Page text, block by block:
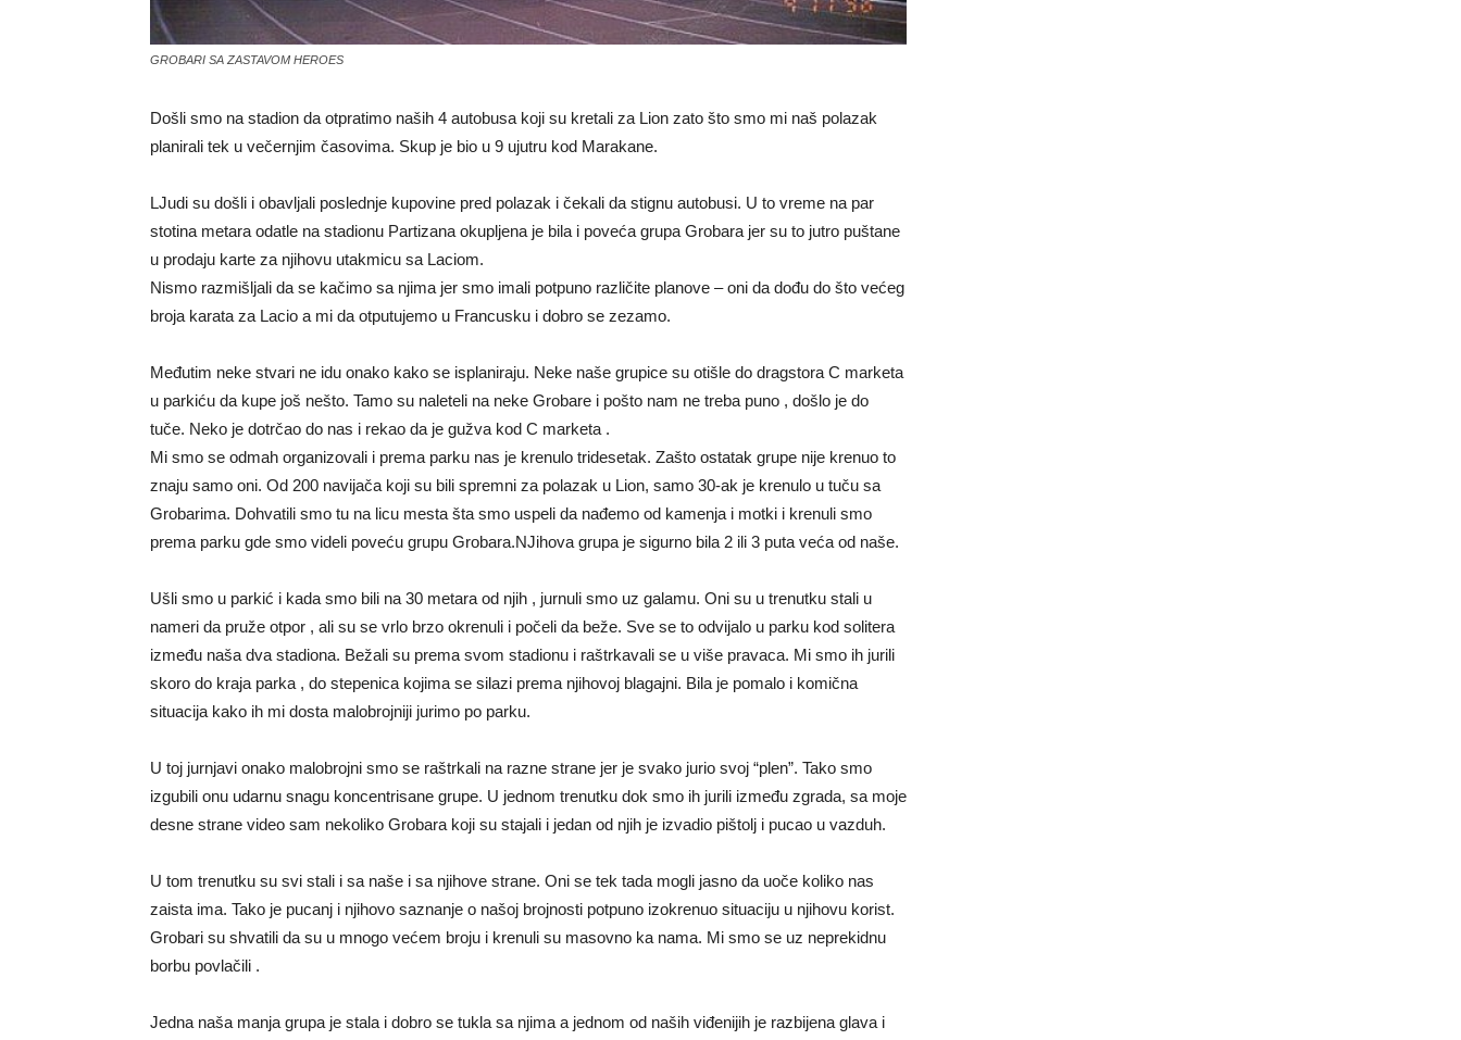
GROBARI SA ZASTAVOM HEROES
Došli smo na stadion da otpratimo naših 4 autobusa koji su kretali za Lion zato što smo mi naš polazak
planirali tek u večernjim časovima. Skup je bio u 9 ujutru kod Marakane.
LJudi su došli i obavljali poslednje kupovine pred polazak i čekali da stignu autobusi. U to vreme na par
stotina metara odatle na stadionu Partizana okupljena je bila i poveća grupa Grobara jer su to jutro puštane
u prodaju karte za njihovu utakmicu sa Laciom.
Nismo razmišljali da se kačimo sa njima jer smo imali potpuno različite planove – oni da dođu do što većeg
broja karata za Lacio a mi da otputujemo u Francusku i dobro se zezamo.
Međutim neke stvari ne idu onako kako se isplaniraju. Neke naše grupice su otišle do dragstora C marketa
u parkiću da kupe još nešto. Tamo su naleteli na neke Grobare i pošto nam ne treba puno , došlo je do
tuče. Neko je dotrčao do nas i rekao da je gužva kod C marketa .
Mi smo se odmah organizovali i prema parku nas je krenulo tridesetak. Zašto ostatak grupe nije krenuo to
znaju samo oni. Od 200 navijača koji su bili spremni za polazak u Lion, samo 30-ak je krenulo u tuču sa
Grobarima. Dohvatili smo tu na licu mesta šta smo uspeli da nađemo od kamenja i motki i krenuli smo
prema parku gde smo videli poveću grupu Grobara.NJihova grupa je sigurno bila 2 ili 3 puta veća od naše.
Ušli smo u parkić i kada smo bili na 30 metara od njih , jurnuli smo uz galamu. Oni su u trenutku stali u
nameri da pruže otpor , ali su se vrlo brzo okrenuli i počeli da beže. Sve se to odvijalo u parku kod solitera
između naša dva stadiona. Bežali su prema svom stadionu i raštrkavali se u više pravaca. Mi smo ih jurili
skoro do kraja parka , do stepenica kojima se silazi prema njihovoj blagajni. Bila je pomalo i komična
situacija kako ih mi dosta malobrojniji jurimo po parku.
U toj jurnjavi onako malobrojni smo se raštrkali na razne strane jer je svako jurio svoj “plen”. Tako smo
izgubili onu udarnu snagu koncentrisane grupe. U jednom trenutku dok smo ih jurili između zgrada, sa moje
desne strane video sam nekoliko Grobara koji su stajali i jedan od njih je izvadio pištolj i pucao u vazduh.
U tom trenutku su svi stali i sa naše i sa njihove strane. Oni se tek tada mogli jasno da uoče koliko nas
zaista ima. Tako je pucanj i njihovo saznanje o našoj brojnosti potpuno izokrenuo situaciju u njihovu korist.
Grobari su shvatili da su u mnogo većem broju i krenuli su masovno ka nama. Mi smo se uz neprekidnu
borbu povlačili .
Jedna naša manja grupa je stala i dobro se tukla sa njima a jednom od naših viđenijih je razbijena glava i